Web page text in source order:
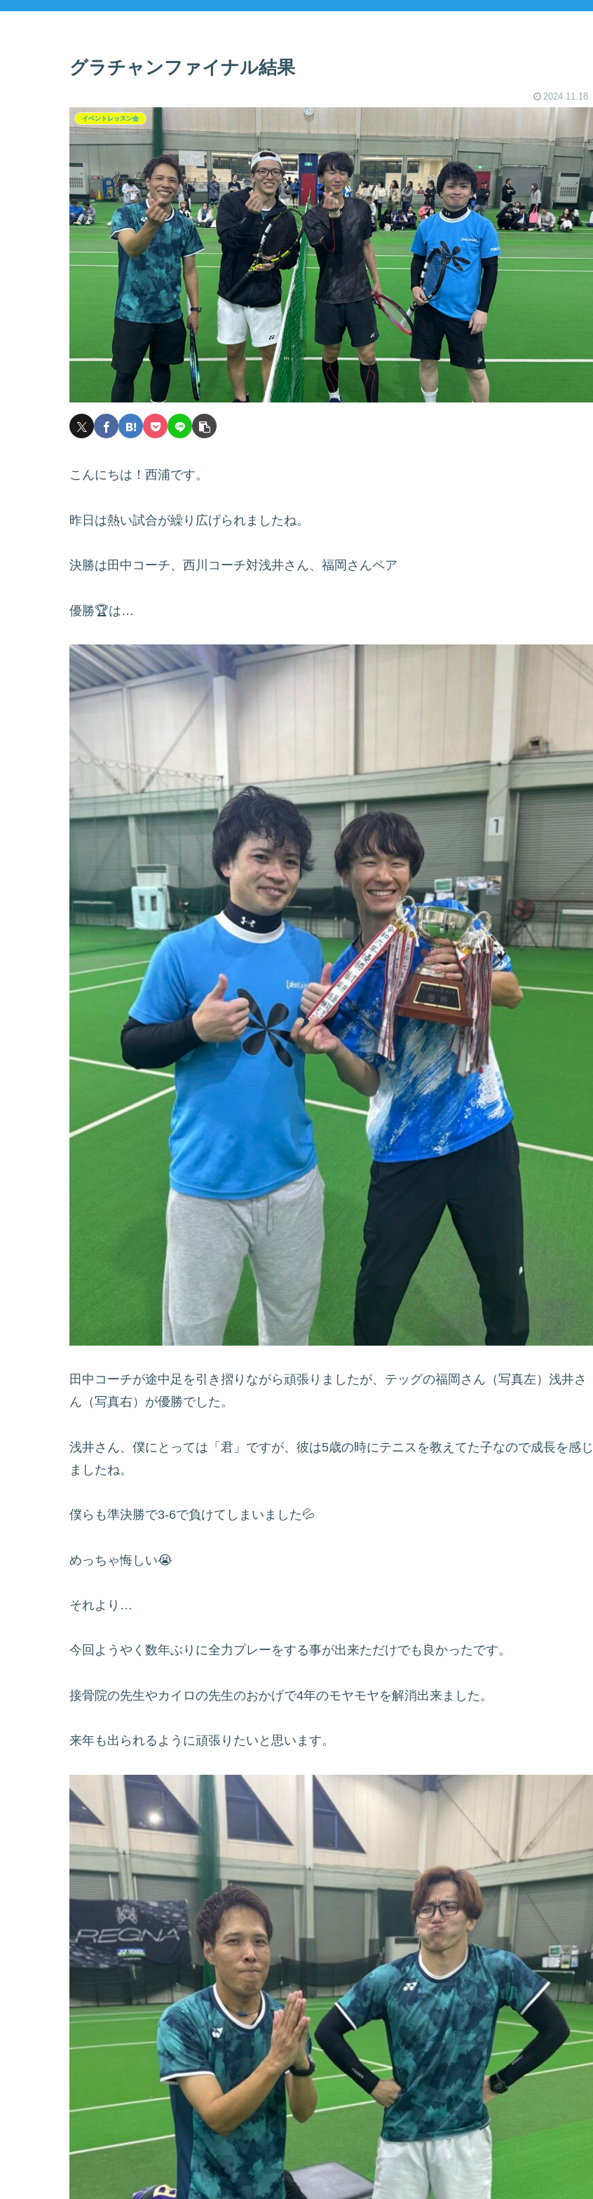
グラチャンファイナル結果
2024.11.18
イベントレッスン会
こんにちは！西浦です。
昨日は熱い試合が繰り広げられましたね。
決勝は田中コーチ、西川コーチ対浅井さん、福岡さんペア
優勝🏆は…
田中コーチが途中足を引き摺りながら頑張りましたが、テッグの福岡さん（写真左）浅井さ
ん（写真右）が優勝でした。
浅井さん、僕にとっては「君」ですが、彼は5歳の時にテニスを教えてた子なので成長を感じ
ましたね。
僕らも準決勝で3-6で負けてしまいました💦
めっちゃ悔しい😭
それより…
今回ようやく数年ぶりに全力プレーをする事が出来ただけでも良かったです。
接骨院の先生やカイロの先生のおかげで4年のモヤモヤを解消出来ました。
来年も出られるように頑張りたいと思います。